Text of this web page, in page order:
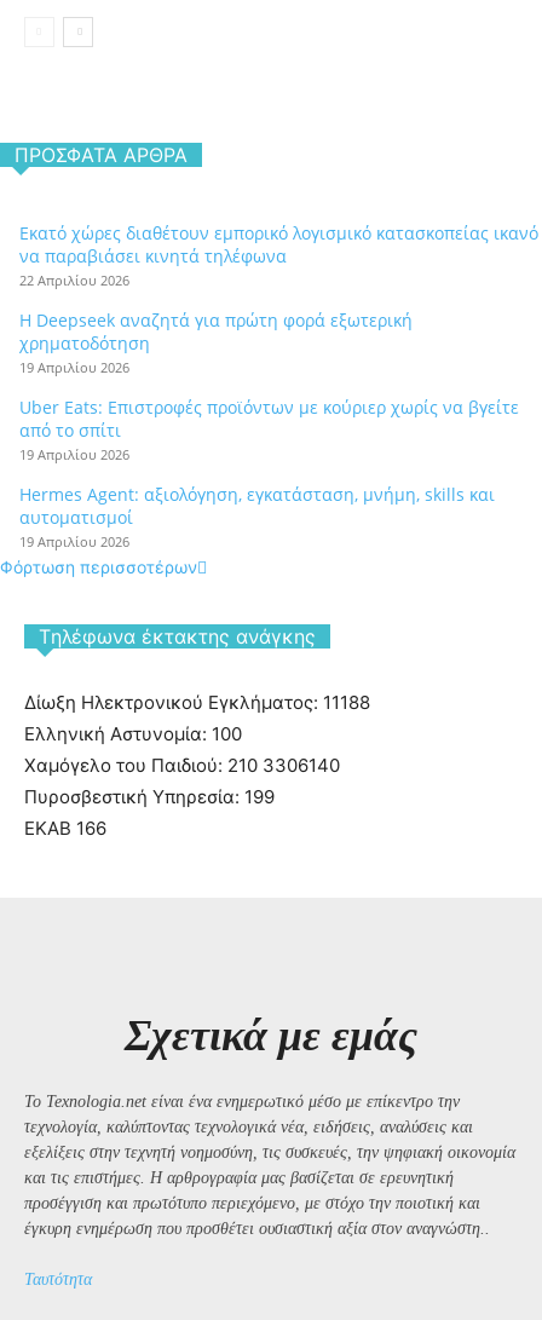
ΠΡΌΣΦΑΤΑ ΆΡΘΡΑ
Εκατό χώρες διαθέτουν εμπορικό λογισμικό κατασκοπείας ικανό
να παραβιάσει κινητά τηλέφωνα
22 Απριλίου 2026
Η Deepseek αναζητά για πρώτη φορά εξωτερική
χρηματοδότηση
19 Απριλίου 2026
Uber Eats: Επιστροφές προϊόντων με κούριερ χωρίς να βγείτε
από το σπίτι
19 Απριλίου 2026
Hermes Agent: αξιολόγηση, εγκατάσταση, μνήμη, skills και
αυτοματισμοί
19 Απριλίου 2026
Φόρτωση περισσοτέρων
Tηλέφωνα έκτακτης ανάγκης
Δίωξη Ηλεκτρονικού Εγκλήματος: 11188
Ελληνική Αστυνομία: 100
Χαμόγελο του Παιδιού: 210 3306140
Πυροσβεστική Υπηρεσία: 199
ΕΚΑΒ 166
Σχετικά με εμάς
Το Texnologia.net είναι ένα ενημερωτικό μέσο με επίκεντρο την
τεχνολογία, καλύπτοντας τεχνολογικά νέα, ειδήσεις, αναλύσεις και
εξελίξεις στην τεχνητή νοημοσύνη, τις συσκευές, την ψηφιακή οικονομία
και τις επιστήμες. Η αρθρογραφία μας βασίζεται σε ερευνητική
προσέγγιση και πρωτότυπο περιεχόμενο, με στόχο την ποιοτική και
έγκυρη ενημέρωση που προσθέτει ουσιαστική αξία στον αναγνώστη..
Ταυτότητα